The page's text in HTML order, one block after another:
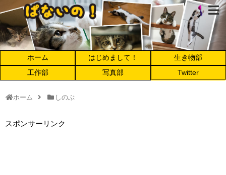
ホーム はじめまして！
生き物部
工作部
写真部 Twitter
ホーム しのぶ
スポンサーリンク